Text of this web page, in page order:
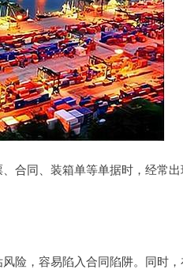
合同、装箱单等单据时，经常
险，容易陷入合同陷阱。同时